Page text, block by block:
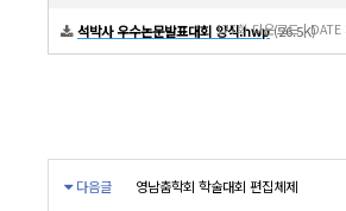
석박사 우수논문발표대회 양식.hwp(26.5K)
177회 다운로드 |
다음글 영남춤학회 학술대회 편집체제